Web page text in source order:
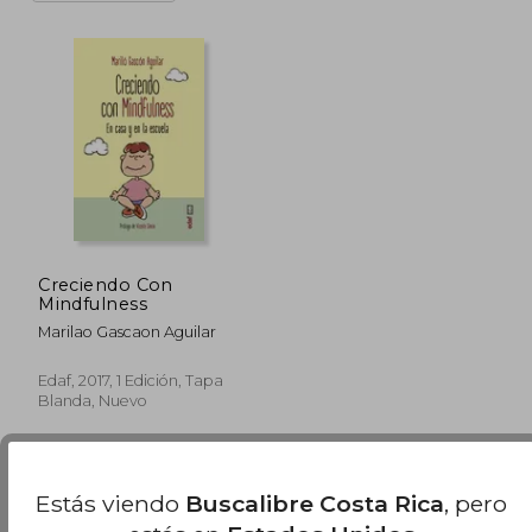
Creciendo Con
Mindfulness
Marilao Gascaon Aguilar
Edaf, 2017, 1 Edición, Tapa
Blanda, Nuevo
Estás viendo Buscalibre Costa Rica, pero